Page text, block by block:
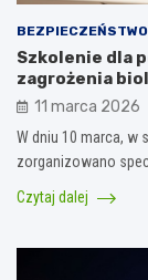
BEZPIECZEŃSTWO
Szkolenie dla
zagrożenia
11 marca 2026
W dniu 10 marca, w
zorganizowano
Czytaj dalej